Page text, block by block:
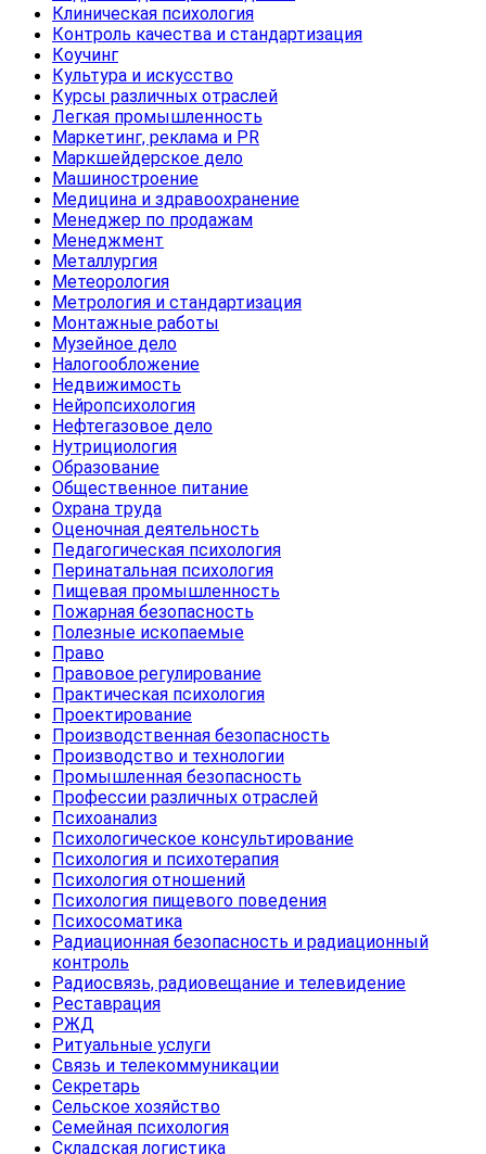
Клиническая психология
Контроль качества и стандартизация
Коучинг
Культура и искусство
Курсы различных отраслей
Легкая промышленность
Маркетинг, реклама и PR
Маркшейдерское дело
Машиностроение
Медицина и здравоохранение
Менеджер по продажам
Менеджмент
Металлургия
Метеорология
Метрология и стандартизация
Монтажные работы
Музейное дело
Налогообложение
Недвижимость
Нейропсихология
Нефтегазовое дело
Нутрициология
Образование
Общественное питание
Охрана труда
Оценочная деятельность
Педагогическая психология
Перинатальная психология
Пищевая промышленность
Пожарная безопасность
Полезные ископаемые
Право
Правовое регулирование
Практическая психология
Проектирование
Производственная безопасность
Производство и технологии
Промышленная безопасность
Профессии различных отраслей
Психоанализ
Психологическое консультирование
Психология и психотерапия
Психология отношений
Психология пищевого поведения
Психосоматика
Радиационная безопасность и радиационный
контроль
Радиосвязь, радиовещание и телевидение
Реставрация
РЖД
Ритуальные услуги
Связь и телекоммуникации
Секретарь
Сельское хозяйство
Семейная психология
Складская логистика